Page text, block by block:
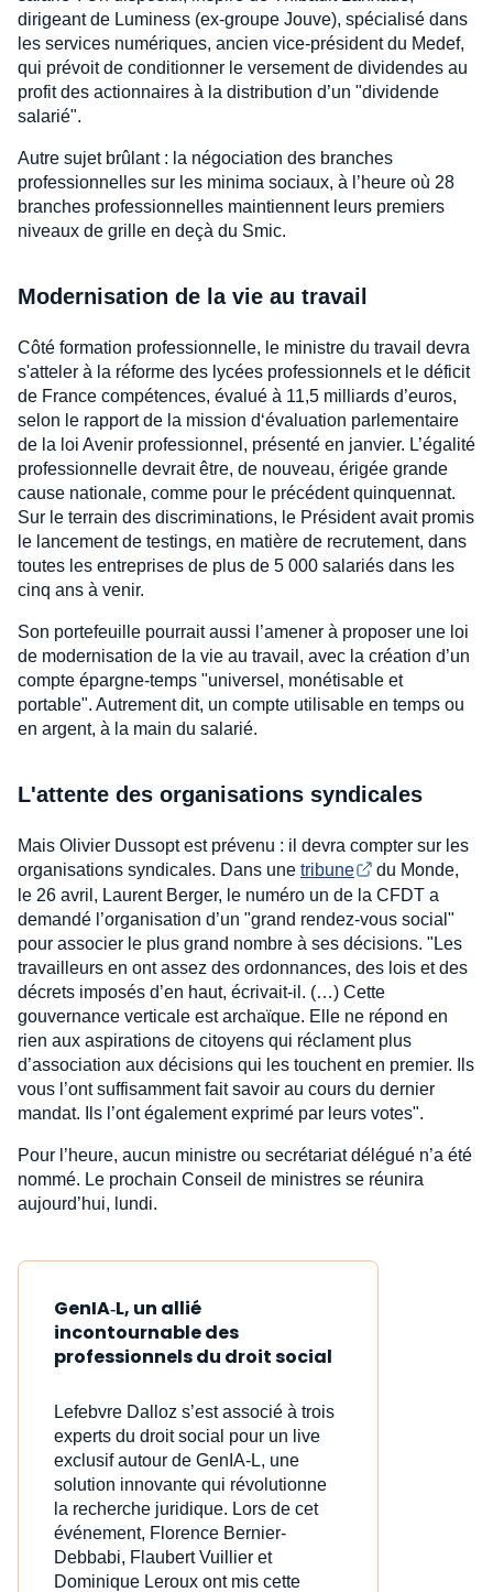
dirigeant de Luminess (ex-groupe Jouve), spécialisé dans
les services numériques, ancien vice-président du Medef,
qui prévoit de conditionner le versement de dividendes au
profit des actionnaires à la distribution d’un "dividende
salarié".
Autre sujet brûlant : la négociation des branches
professionnelles sur les minima sociaux, à l’heure où 28
branches professionnelles maintiennent leurs premiers
niveaux de grille en deçà du Smic.
Modernisation de la vie au travail
Côté formation professionnelle, le ministre du travail devra
s'atteler à la réforme des lycées professionnels et le déficit
de France compétences, évalué à 11,5 milliards d’euros,
selon le rapport de la mission d‘évaluation parlementaire
de la loi Avenir professionnel, présenté en janvier. L’égalité
professionnelle devrait être, de nouveau, érigée grande
cause nationale, comme pour le précédent quinquennat.
Sur le terrain des discriminations, le Président avait promis
le lancement de testings, en matière de recrutement, dans
toutes les entreprises de plus de 5 000 salariés dans les
cinq ans à venir.
Son portefeuille pourrait aussi l’amener à proposer une loi
de modernisation de la vie au travail, avec la création d’un
compte épargne-temps "universel, monétisable et
portable". Autrement dit, un compte utilisable en temps ou
en argent, à la main du salarié.
L'attente des organisations syndicales
Mais Olivier Dussopt est prévenu : il devra compter sur les
organisations syndicales. Dans une tribune
du Monde,
le 26 avril, Laurent Berger, le numéro un de la CFDT a
demandé l’organisation d’un "grand rendez-vous social"
pour associer le plus grand nombre à ses décisions. "Les
travailleurs en ont assez des ordonnances, des lois et des
décrets imposés d’en haut, écrivait-il. (…) Cette
gouvernance verticale est archaïque. Elle ne répond en
rien aux aspirations de citoyens qui réclament plus
d’association aux décisions qui les touchent en premier. Ils
vous l’ont suffisamment fait savoir au cours du dernier
mandat. Ils l’ont également exprimé par leurs votes".
Pour l’heure, aucun ministre ou secrétariat délégué n’a été
nommé. Le prochain Conseil de ministres se réunira
aujourd’hui, lundi.
GenIA‑L, un allié
incontournable des
professionnels du droit social
Lefebvre Dalloz s’est associé à trois
experts du droit social pour un live
exclusif autour de GenIA‑L, une
solution innovante qui révolutionne
la recherche juridique. Lors de cet
événement, Florence Bernier-
Debbabi, Flaubert Vuillier et
Dominique Leroux ont mis cette